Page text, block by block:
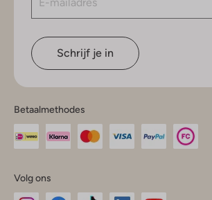
Schrijf je in
Betaalmethodes
Volg ons